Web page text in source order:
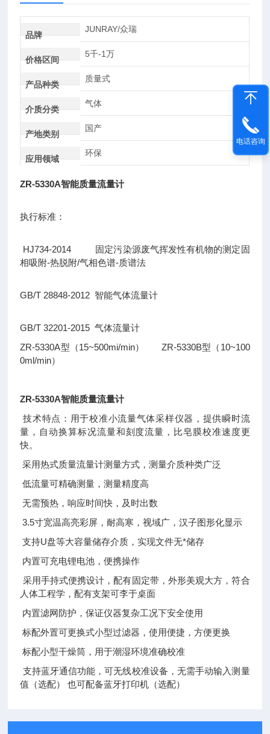
品牌
JUNRAY/众瑞
价格区间
5千-1万
产品种类
质量式
介质分类
气体
产地类别
国产
应用领域
环保
ZR-5330A智能质量流量计
执行标准：
HJ734-2014 固定污染源废气挥发性有机物的测定固
相吸附-热脱附/气相色谱-质谱法
GB/T 28848-2012 智能气体流量计
GB/T 32201-2015 气体流量计
ZR-5330A型（15~500mi/min） ZR-5330B型（10~100
0ml/min）
ZR-5330A智能质量流量计
技术特点：用于校准小流量气体采样仪器，提供瞬时流
量，自动换算标况流量和刻度流量，比皂膜校准速度更
快。
采用热式质量流量计测量方式，测量介质种类广泛
低流量可精确测量，测量精度高
无需预热，响应时间快，及时出数
3.5寸宽温高亮彩屏，耐高寒，视域广，汉子图形化显示
支持U盘等大容量储存介质，实现文件无*储存
内置可充电锂电池，便携操作
采用手持式便携设计，配有固定带，外形美观大方，符合
人体工程学，配有支架可李于桌面
内置滤网防护，保证仪器复杂工况下安全使用
标配外置可更换式小型过滤器，使用便捷，方便更换
标配小型干燥筒，用于潮湿环境准确校准
支持蓝牙通信功能，可无线校准设备，无需手动输入测量
值（选配） 也可配备蓝牙打印机（选配）
电话咨询